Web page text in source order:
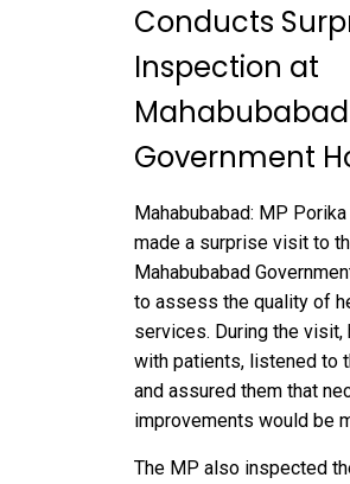
Conducts
Inspection at
Mahabubabad
Government
Mahabubabad: MP
made a surprise visit to
Mahabubabad
to assess the quality of
services. During the visit,
with patients, listened to
and assured them that
improvements would be
The MP also inspected